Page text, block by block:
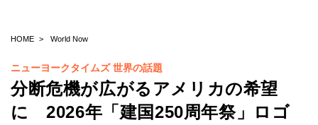
HOME World Now
ニューヨークタイムズ 世界の話題
分断危機が広がるアメリカの希望
に 2026年「建国250周年祭」ロゴ